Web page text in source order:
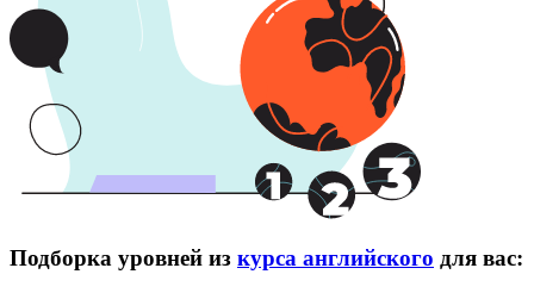
Подборка уровней из курса английского для вас: